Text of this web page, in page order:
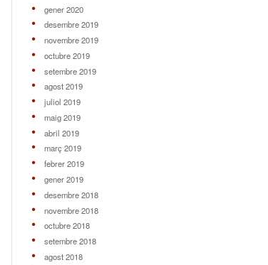
gener 2020
desembre 2019
novembre 2019
octubre 2019
setembre 2019
agost 2019
juliol 2019
maig 2019
abril 2019
març 2019
febrer 2019
gener 2019
desembre 2018
novembre 2018
octubre 2018
setembre 2018
agost 2018